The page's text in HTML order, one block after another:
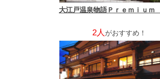
2人がおすすめ！